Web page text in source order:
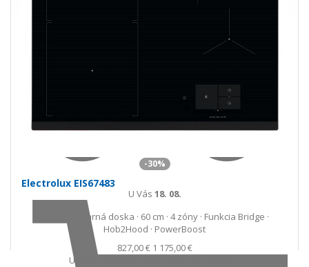
U Vás 18. 08.
-30%
Electrolux EIS67483
Indukčná varná doska · 60 cm · 4 zóny · Funkcia Bridge ·
Hob2Hood · PowerBoost
827,00 € 1 175,00 €
Ušetríte 348,00 €